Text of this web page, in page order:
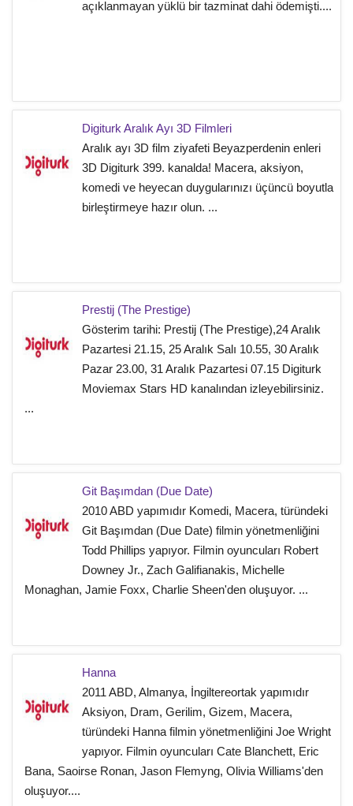
açıklanmayan yüklü bir tazminat dahi ödemişti....
Digiturk Aralık Ayı 3D Filmleri
Aralık ayı 3D film ziyafeti Beyazperdenin enleri
3D Digiturk 399. kanalda! Macera, aksiyon,
komedi ve heyecan duygularınızı üçüncü boyutla
birleştirmeye hazır olun. ...
Prestij (The Prestige)
Gösterim tarihi: Prestij (The Prestige),24 Aralık
Pazartesi 21.15, 25 Aralık Salı 10.55, 30 Aralık
Pazar 23.00, 31 Aralık Pazartesi 07.15 Digiturk
Moviemax Stars HD kanalından izleyebilirsiniz.
...
Git Başımdan (Due Date)
2010 ABD yapımıdır Komedi, Macera, türündeki
Git Başımdan (Due Date) filmin yönetmenliğini
Todd Phillips yapıyor. Filmin oyuncuları Robert
Downey Jr., Zach Galifianakis, Michelle
Monaghan, Jamie Foxx, Charlie Sheen'den oluşuyor. ...
Hanna
2011 ABD, Almanya, İngiltereortak yapımıdır
Aksiyon, Dram, Gerilim, Gizem, Macera,
türündeki Hanna filmin yönetmenliğini Joe Wright
yapıyor. Filmin oyuncuları Cate Blanchett, Eric
Bana, Saoirse Ronan, Jason Flemyng, Olivia Williams'den
oluşuyor....